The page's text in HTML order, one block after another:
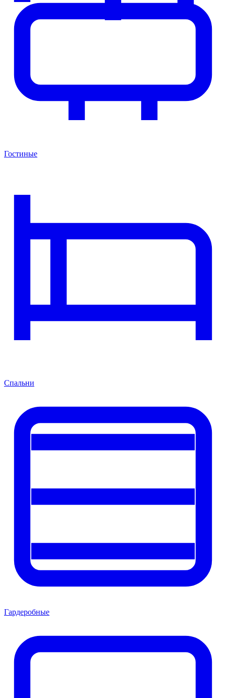
Гостиные
Спальни
Гардеробные